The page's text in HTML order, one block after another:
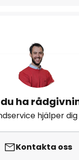
ha
hjälper
Kontakta oss